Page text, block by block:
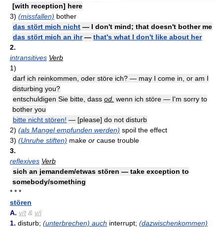
[with reception] here
3) (missfallen) bother
das stört mich nicht — I don't mind; that doesn't bother me
das stört mich an ihr— that's what I don't like about her
2.
intransitives Verb
1)
darf ich reinkommen, oder störe ich? — may I come in, or am I
disturbing you?
entschuldigen Sie bitte, dass od. wenn ich störe — I'm sorry to
bother you
bitte nicht stören! — [please] do not disturb
2) (als Mangel empfunden werden) spoil the effect
3) (Unruhe stiften) make or cause trouble
3.
reflexives Verb
sich an jemandem/etwas stören — take exception to
somebody/something
* * *
stören
A. v/t & v/i
1. disturb; (unterbrechen) auch interrupt; (dazwischenkommen)